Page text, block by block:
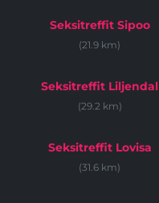
Seksitreffit Sipoo
(21.9 km)
Seksitreffit Liljendal
(29.2 km)
Seksitreffit Lovisa
(31.6 km)